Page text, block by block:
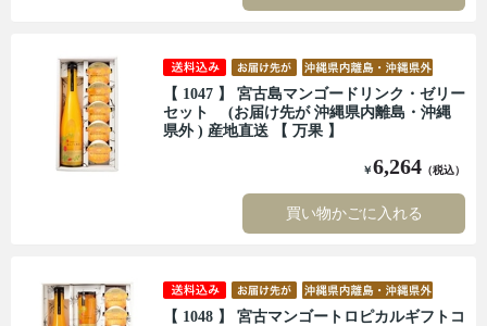
【 1047 】 宮古島マンゴードリンク・ゼリー
セット (お届け先が 沖縄県内離島・沖縄
県外 ) 産地直送 【 万果 】
￥6,264 （税込）
買い物かごに入れる
【 1048 】 宮古マンゴートロピカルギフトコ